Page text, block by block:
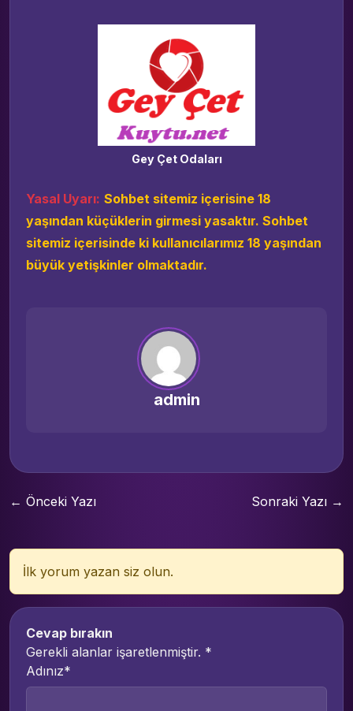
Gey Çet Odaları
Yasal Uyarı: Sohbet sitemiz içerisine 18
yaşından küçüklerin girmesi yasaktır. Sohbet
sitemiz içerisinde ki kullanıcılarımız 18 yaşından
büyük yetişkinler olmaktadır.
admin
← Önceki Yazı Sonraki Yazı →
İlk yorum yazan siz olun.
Cevap bırakın
Gerekli alanlar işaretlenmiştir. *
Adınız*